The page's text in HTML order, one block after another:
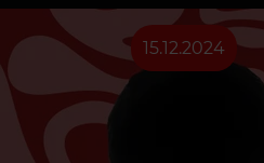
15.12.2024